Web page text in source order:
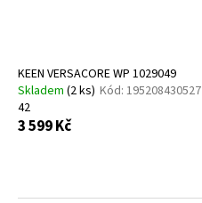
KEEN VERSACORE WP 1029049
Skladem (2 ks) Kód: 195208430527
42
3 599 Kč